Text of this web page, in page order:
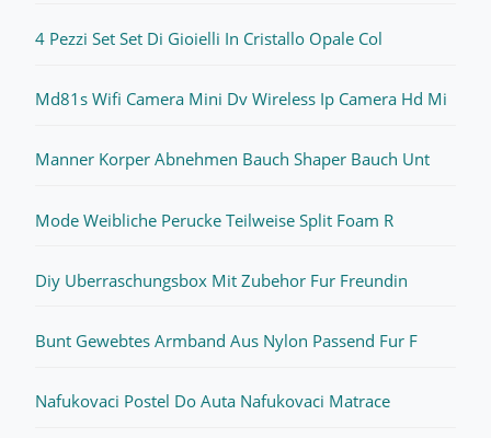
4 Pezzi Set Set Di Gioielli In Cristallo Opale Col
Md81s Wifi Camera Mini Dv Wireless Ip Camera Hd Mi
Manner Korper Abnehmen Bauch Shaper Bauch Unt
Mode Weibliche Perucke Teilweise Split Foam R
Diy Uberraschungsbox Mit Zubehor Fur Freundin
Bunt Gewebtes Armband Aus Nylon Passend Fur F
Nafukovaci Postel Do Auta Nafukovaci Matrace